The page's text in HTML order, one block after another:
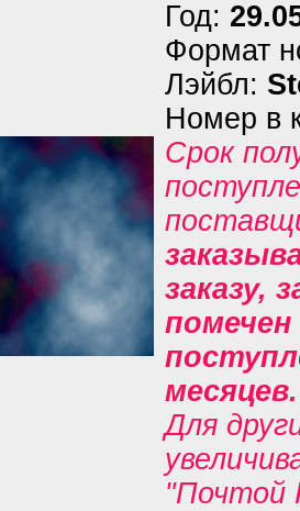
Год:
Формат
Лэйбл:
Номер в
Срок
заказу,
помечен
Для
"Почтой